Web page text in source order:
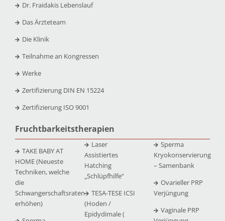
Dr. Fraidakis Lebenslauf
Das Ärzteteam
Die Klinik
Teilnahme an Kongressen
Werke
Zertifizierung DIN EN 15224
Zertifizierung ISO 9001
Fruchtbarkeitstherapien
TAKE BABY AT
HOME (Neueste
Techniken, welche
die
Schwangerschaftsraten
erhöhen)
Laser
Assistiertes
Hatching
„Schlüpfhilfe“
TESA-TESE ICSI
(Hoden /
Epidydimale (
Sperma
Kryokonservierung
– Samenbank
Ovarieller PRP
Verjüngung
Vaginale PRP